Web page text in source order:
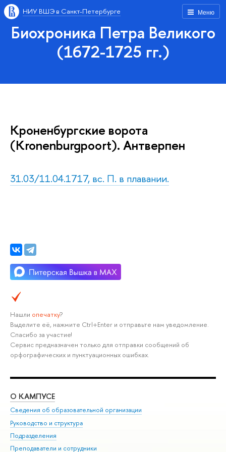
Меню
НИУ ВШЭ в Санкт-Петербурге
Биохроника Петра Великого
(1672-1725 гг.)
Кроненбургские ворота
(Kronenburgpoort). Антверпен
31.03/11.04.1717, вс. П. в плавании.
Нашли опечатку?
Выделите её, нажмите Ctrl+Enter и отправьте нам уведомление.
Спасибо за участие!
Сервис предназначен только для отправки сообщений об
орфографических и пунктуационных ошибках.
О КАМПУСЕ
Сведения об образовательной организации
Руководство и структура
Подразделения
Преподаватели и сотрудники